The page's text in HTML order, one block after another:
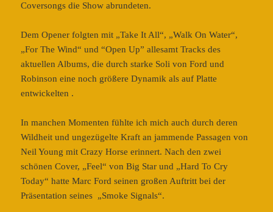
Coversongs die Show abrundeten.
Dem Opener folgten mit „Take It All“, „Walk On Water“,
„For The Wind“ und “Open Up” allesamt Tracks des
aktuellen Albums, die durch starke Soli von Ford und
Robinson eine noch größere Dynamik als auf Platte
entwickelten .
In manchen Momenten fühlte ich mich auch durch deren
Wildheit und ungezügelte Kraft an jammende Passagen von
Neil Young mit Crazy Horse erinnert. Nach den zwei
schönen Cover, „Feel“ von Big Star und „Hard To Cry
Today“ hatte Marc Ford seinen großen Auftritt bei der
Präsentation seines „Smoke Signals“.